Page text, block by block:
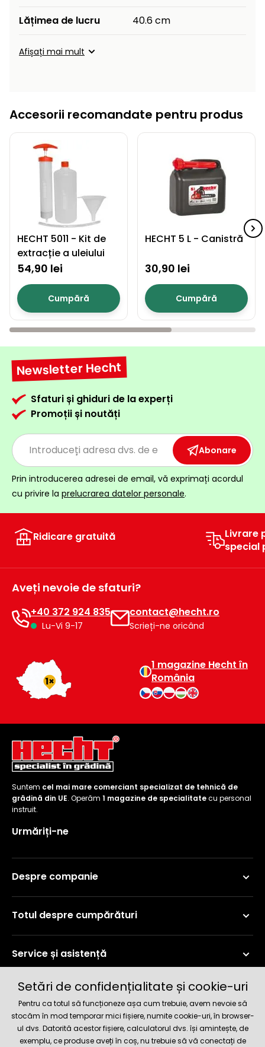
Lățimea de lucru 40.6 cm
Afișați mai mult
Accesorii recomandate pentru produs
HECHT 5011 - Kit de
extracție a uleiului
54,90 lei
Cumpără
HECHT 5 L - Canistră
30,90 lei
Cumpără
Newsletter Hecht
Sfaturi și ghiduri de la experți
Promoții și noutăți
Abonare
Prin introducerea adresei de email, vă exprimați acordul
cu privire la prelucrarea datelor personale.
Ridicare gratuită
Livrare
special
Aveți nevoie de sfaturi?
+40 372 924 835
Lu-Vi 9-17
contact@hecht.ro
Scrieți-ne oricând
1 magazine Hecht în
România
Suntem cel mai mare comerciant specializat de tehnică de
grădină din UE. Operăm 1 magazine de specialitatecu personal
instruit.
Urmăriți-ne
Despre companie
Totul despre cumpărături
Service și asistență
Informații curente
Metode de livrare și plată
Setări de confidențialitate și cookie-uri
Pentru ca totul să funcționeze așa cum trebuie, avem nevoie să
stocăm în mod temporar mici fișiere, numite cookie-uri, în browser-
ul dvs. Datorită acestor fișiere, calculatorul dvs. își amintește, de
exemplu, ce produse aveți în coș, nu trebuie să vă conectați de